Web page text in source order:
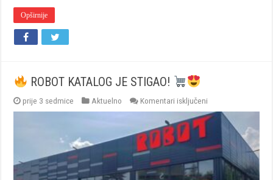
Opširnije
ROBOT KATALOG JE STIGAO!
prije 3 sedmice Aktuelno Komentari isključeni
ROBOT
KATALOG
STIGAO!